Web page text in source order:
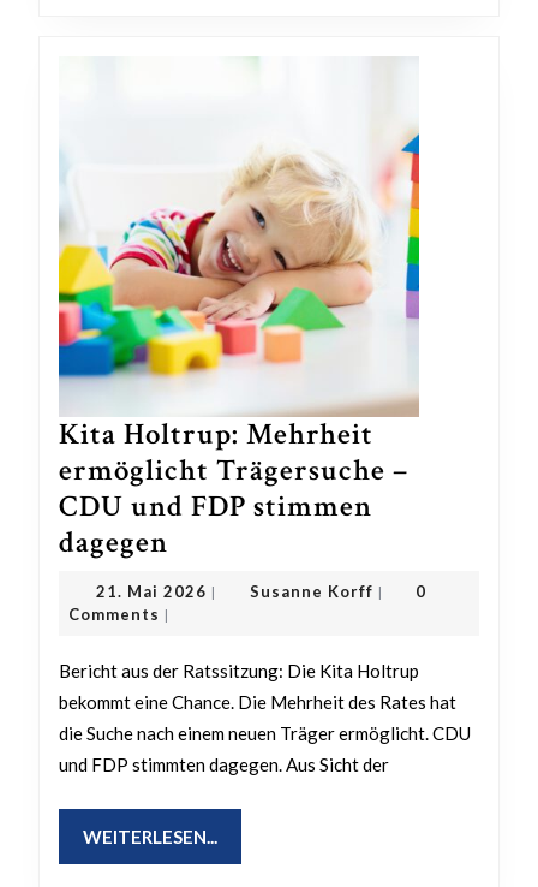
Kita Holtrup: Mehrheit
ermöglicht Trägersuche –
CDU und FDP stimmen
dagegen
Holtrup:
Mehrheit
Trägersuche
–
CDU
FDP
stimmen
21. Mai 2026 21.
| Susanne KorffSusanne
|
0
Comments |
Bericht aus der Ratssitzung: Die Kita Holtrup
bekommt eine Chance. Die Mehrheit des Rates hat
die Suche nach einem neuen Träger ermöglicht. CDU
und FDP stimmten dagegen. Aus Sicht der
WEITERLESEN...